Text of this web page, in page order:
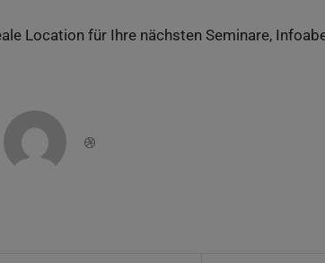
Location für Ihre nächsten Seminare,
Dribbble